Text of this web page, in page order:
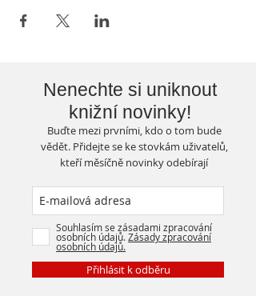
Nenechte si uniknout
knižní novinky!
Buďte mezi prvními, kdo o tom bude
vědět. Přidejte se ke stovkám uživatelů,
kteří měsíčně novinky odebírají
Souhlasím se zásadami zpracování
osobních údajů.Zásady zpracování
osobních údajů.
Přihlásit k odběru